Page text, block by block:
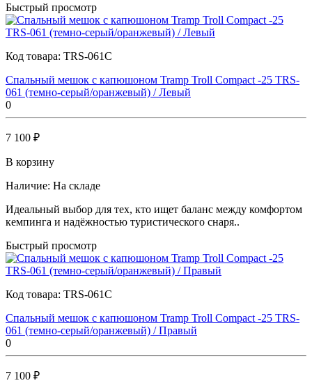
Быстрый просмотр
Код товара: TRS-061C
Спальный мешок с капюшоном Tramp Troll Compact -25 TRS-
061 (темно-серый/оранжевый) / Левый
0
7 100 ₽
В корзину
Наличие: На складе
Идеальный выбор для тех, кто ищет баланс между комфортом
кемпинга и надёжностью туристического снаря..
Быстрый просмотр
Код товара: TRS-061C
Спальный мешок с капюшоном Tramp Troll Compact -25 TRS-
061 (темно-серый/оранжевый) / Правый
0
7 100 ₽